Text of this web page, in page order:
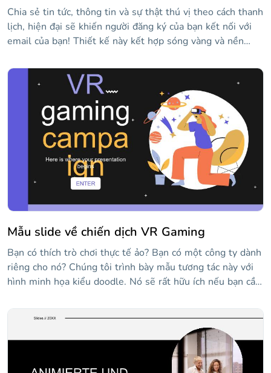
Chia sẻ tin tức, thông tin và sự thật thú vị theo cách thanh
lịch, hiện đại sẽ khiến người đăng ký của bạn kết nối với
email của bạn! Thiết kế này kết hợp sóng vàng và nền
trang trọng. Bạn sẽ lấp đầy các slide với nội dung nào? Có
lẽ tiếp thị sản phẩm? Tiền boa? Tin tức thế giới? Các thiết
kế hoàn toàn có thể chỉnh sửa và bao gồm các biểu đồ,
bảng, sơ đồ và rất nhiều hình ảnh mà bạn có thể điều
chỉnh theo ý tưởng của mình. Tải xuống ngay bây giờ và
bắt đầu thiết kế bản tin của tháng này!
Mẫu slide về chiến dịch VR Gaming
Bạn có thích trò chơi thực tế ảo? Bạn có một công ty dành
riêng cho nó? Chúng tôi trình bày mẫu tương tác này với
hình minh họa kiểu doodle. Nó sẽ rất hữu ích nếu bạn cần
kinh doanh và tiếp thị cũng như các chiến dịch chơi game
của mình. Nó có nền đen và menu tương tác ở bên cạnh,
để bạn có thể xem mọi lúc trong phần nào của bản trình
bày. Giải thích chiến lược của bạn, những mục tiêu bạn
muốn đạt được và ngân sách bạn cần để đưa công ty của